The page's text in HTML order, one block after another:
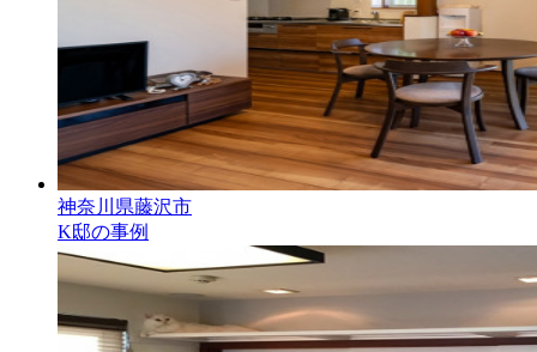
神奈川県藤沢市
K邸の事例